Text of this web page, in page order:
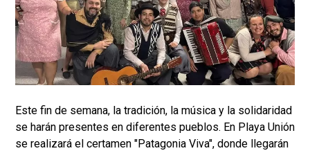
Este fin de semana, la tradición, la música y la solidaridad
se harán presentes en diferentes pueblos. En Playa Unión
se realizará el certamen "Patagonia Viva", donde llegarán